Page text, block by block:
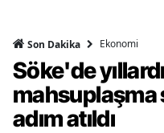
Son Dakika Ekonomi
Söke'de
mahsuplaşma
adım atıldı